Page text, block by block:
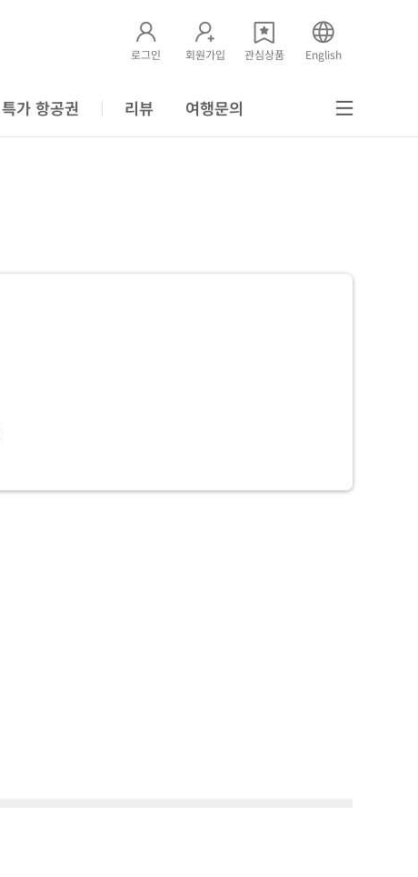
로그인 회원가입 관심상품 English
특가 항공권 리뷰 여행문의